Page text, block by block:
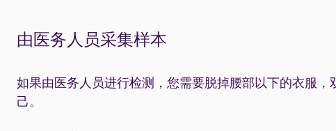
由医务人员采集样本
如果由医务人员进行检测，您需要脱掉腰部以下的衣服
己。